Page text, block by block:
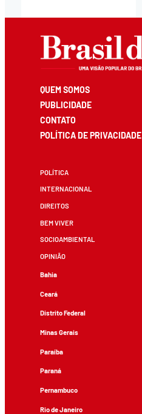
QUEM SOMOS
PUBLICIDADE
CONTATO
POLÍTICA DE PRIVACIDADE
POLÍTICA
INTERNACIONAL
DIREITOS
BEM VIVER
SOCIOAMBIENTAL
OPINIÃO
Bahia
Ceará
Distrito Federal
Minas Gerais
Paraíba
Paraná
Pernambuco
Rio de Janeiro